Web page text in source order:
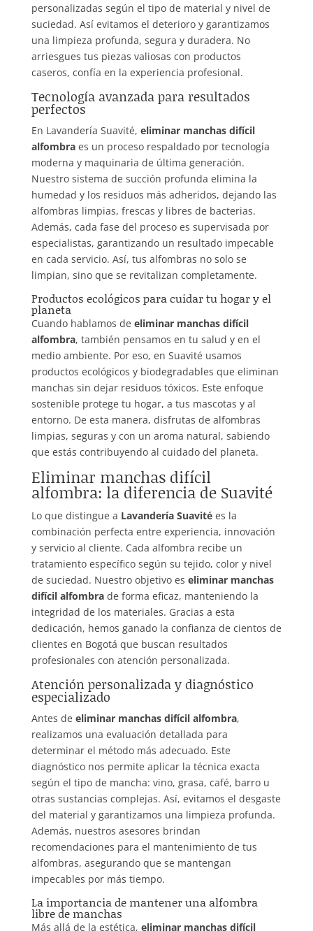
personalizadas según el tipo de material y nivel de
suciedad. Así evitamos el deterioro y garantizamos
una limpieza profunda, segura y duradera. No
arriesgues tus piezas valiosas con productos
caseros, confía en la experiencia profesional.
Tecnología avanzada para resultados
perfectos
En Lavandería Suavité, eliminar manchas difícil
alfombraes un proceso respaldado por tecnología
moderna y maquinaria de última generación.
Nuestro sistema de succión profunda elimina la
humedad y los residuos más adheridos, dejando las
alfombras limpias, frescas y libres de bacterias.
Además, cada fase del proceso es supervisada por
especialistas, garantizando un resultado impecable
en cada servicio. Así, tus alfombras no solo se
limpian, sino que se revitalizan completamente.
Productos ecológicos para cuidar tu hogar y el
planeta
Cuando hablamos de eliminar manchas difícil
alfombra, también pensamos en tu salud y en el
medio ambiente. Por eso, en Suavité usamos
productos ecológicos y biodegradables que eliminan
manchas sin dejar residuos tóxicos. Este enfoque
sostenible protege tu hogar, a tus mascotas y al
entorno. De esta manera, disfrutas de alfombras
limpias, seguras y con un aroma natural, sabiendo
que estás contribuyendo al cuidado del planeta.
Eliminar manchas difícil
alfombra: la diferencia de Suavité
Lo que distingue a Lavandería Suavitées la
combinación perfecta entre experiencia, innovación
y servicio al cliente. Cada alfombra recibe un
tratamiento específico según su tejido, color y nivel
de suciedad. Nuestro objetivo es eliminar manchas
difícil alfombrade forma eficaz, manteniendo la
integridad de los materiales. Gracias a esta
dedicación, hemos ganado la confianza de cientos de
clientes en Bogotá que buscan resultados
profesionales con atención personalizada.
Atención personalizada y diagnóstico
especializado
Antes de eliminar manchas difícil alfombra,
realizamos una evaluación detallada para
determinar el método más adecuado. Este
diagnóstico nos permite aplicar la técnica exacta
según el tipo de mancha: vino, grasa, café, barro u
otras sustancias complejas. Así, evitamos el desgaste
del material y garantizamos una limpieza profunda.
Además, nuestros asesores brindan
recomendaciones para el mantenimiento de tus
alfombras, asegurando que se mantengan
impecables por más tiempo.
La importancia de mantener una alfombra
libre de manchas
Más allá de la estética, eliminar manchas difícil